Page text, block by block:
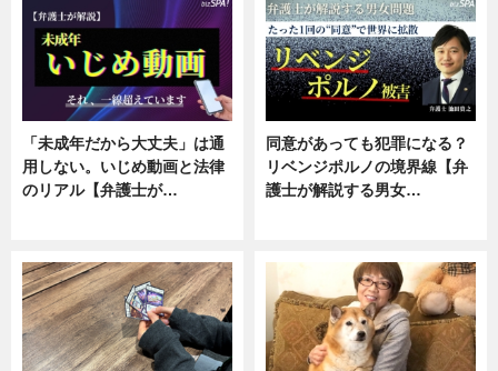
「未成年だから大丈夫」は通
用しない。いじめ動画と法律
のリアル【弁護士が…
同意があっても犯罪になる？
リベンジポルノの境界線【弁
護士が解説する男女…